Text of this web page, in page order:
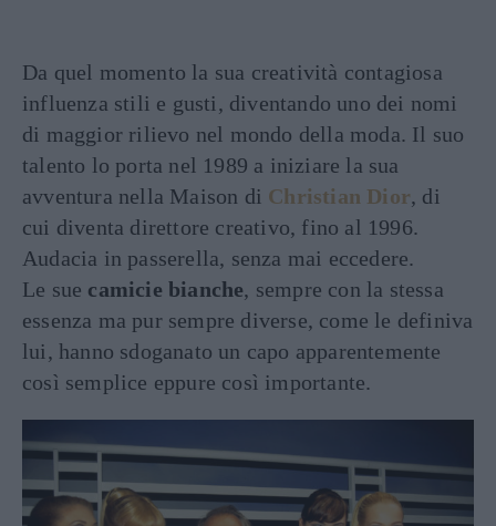
Da quel momento la sua creatività contagiosa
influenza stili e gusti, diventando uno dei nomi
di maggior rilievo nel mondo della moda. Il suo
talento lo porta nel 1989 a iniziare la sua
avventura nella Maison di Christian Dior, di
cui diventa direttore creativo, fino al 1996.
Audacia in passerella, senza mai eccedere.
Le sue camicie bianche, sempre con la stessa
essenza ma pur sempre diverse, come le definiva
lui, hanno sdoganato un capo apparentemente
così semplice eppure così importante.